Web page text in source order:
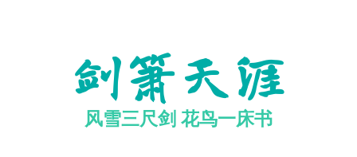
剑箫天涯
风雪三尺剑 花鸟一床书